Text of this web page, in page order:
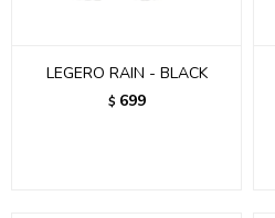
LEGERO RAIN - BLACK
$ 699